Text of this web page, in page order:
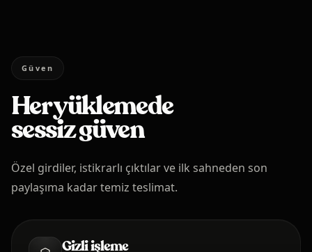
Güven
Her yüklemede
sessiz güven
Özel girdiler, istikrarlı çıktılar ve ilk sahneden son
paylaşıma kadar temiz teslimat.
Gizli işleme